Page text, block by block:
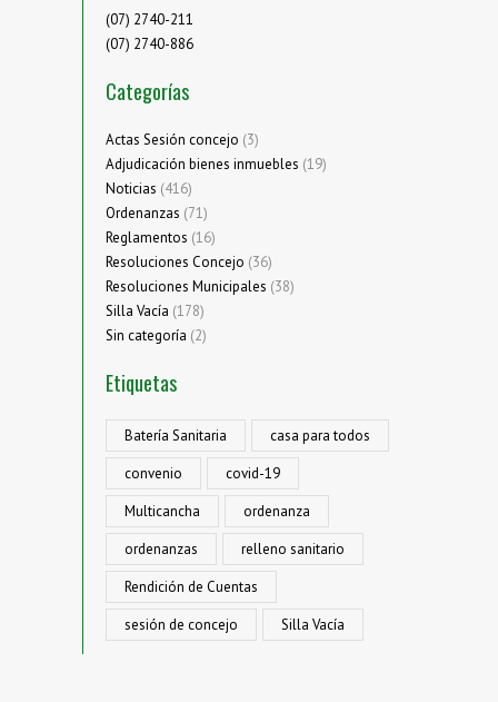
(07) 2740-211
(07) 2740-886
Categorías
Actas Sesión concejo (3)
Adjudicación bienes inmuebles (19)
Noticias (416)
Ordenanzas (71)
Reglamentos (16)
Resoluciones Concejo (36)
Resoluciones Municipales (38)
Silla Vacía (178)
Sin categoría (2)
Etiquetas
Batería Sanitaria
casa para todos
convenio
covid-19
Multicancha
ordenanza
ordenanzas
relleno sanitario
Rendición de Cuentas
sesión de concejo
Silla Vacía